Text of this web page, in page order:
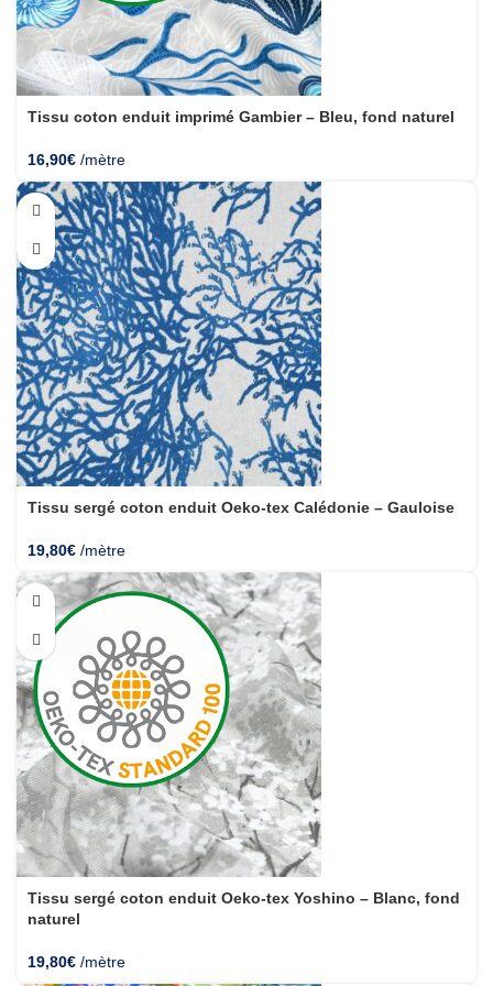
Tissu coton enduit imprimé Gambier – Bleu, fond naturel
16,90€ /mètre
Tissu sergé coton enduit Oeko-tex Calédonie – Gauloise
19,80€ /mètre
Tissu sergé coton enduit Oeko-tex Yoshino – Blanc, fond
naturel
19,80€ /mètre